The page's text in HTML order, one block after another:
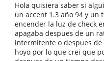
Hola quisiera saber si
un accent 1.3 año 94 y un
encender la luz de check
apagaba despues de un
intermitente o despues
hoyo por lo que crei que